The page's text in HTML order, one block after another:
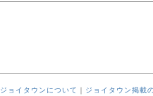
ジョイタウンについて ｜ ジョイタウン掲載